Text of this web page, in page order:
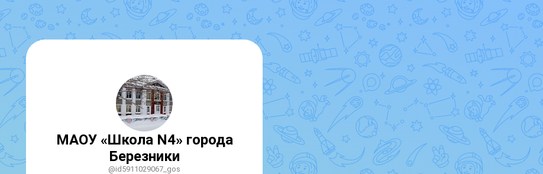
МАОУ «Школа N4» города
Березники
@id5911029067_gos